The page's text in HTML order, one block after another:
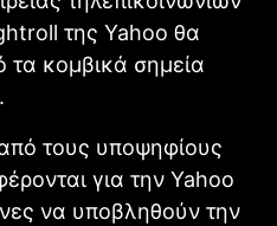
της Yahoο θα
τα κομβικά σημεία
τους υποψηφίους
για την Yahoο
να υποβληθούν την